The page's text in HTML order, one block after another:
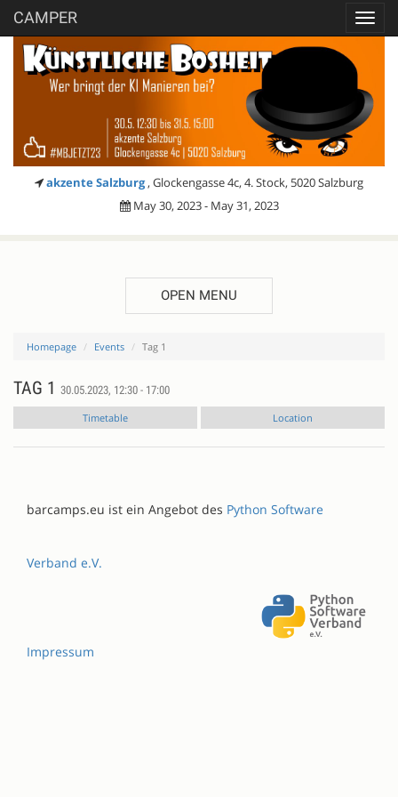
CAMPER
akzente Salzburg , Glockengasse 4c, 4. Stock, 5020 Salzburg
May 30, 2023 - May 31, 2023
OPEN MENU
Homepage Events Tag 1
TAG 1 30.05.2023, 12:30 - 17:00
Timetable Location
barcamps.eu ist ein Angebot des Python Software
Verband e.V.
Impressum